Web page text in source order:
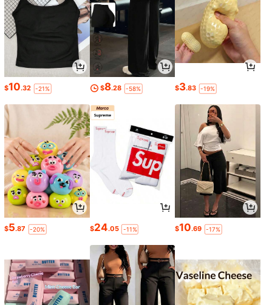
$10.32 -21% $8.28 -58% $3.83 -19%
$5.87 -20% $24.05 -11% $10.69 -17%